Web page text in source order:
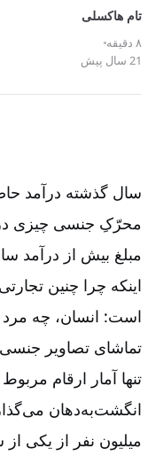
تام‌ هاکسلی
۸ دقیقه
21 سال پیش
سال گذشته درآمد
اینکه چرا چنین
است: انسان، چه
تماشای تصاویر جنسی
تنها آمار ارقام
انگشت‌به‌دهان
میلیون نفر از یکی